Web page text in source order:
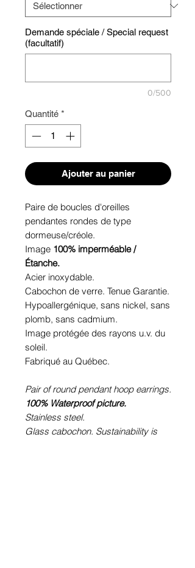
Demande spéciale / Special request
(facultatif)
0/500
Quantité *
Ajouter au panier
Paire de boucles d'oreilles
pendantes rondes de type
dormeuse/créole.
Image 100% imperméable /
Étanche.
Acier inoxydable.
Cabochon de verre. Tenue Garantie.
Hypoallergénique, sans nickel, sans
plomb, sans cadmium.
Image protégée des rayons u.v. du
soleil.
Fabriqué au Québec.
Pair of round pendant hoop earrings.
100% Waterproof picture.
Stainless steel.
Glass cabochon. Sustainability is